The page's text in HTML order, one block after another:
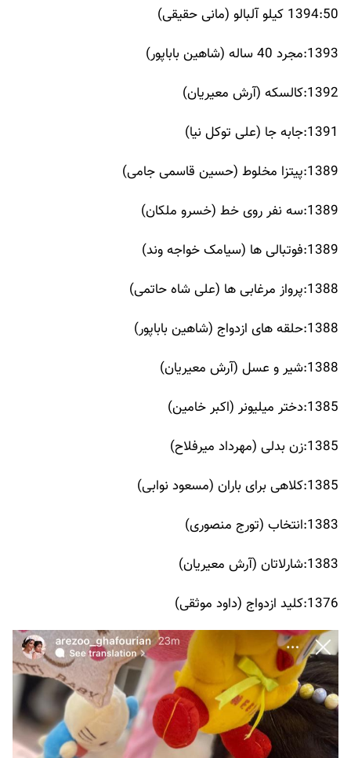
1394:50 کیلو آلبالو (مانی حقیقی)
1393:مجرد 40 ساله (شاهین باباپور)
1392:کالسکه (آرش معیریان)
1391:جابه جا (علی توکل نیا)
1389:پیتزا مخلوط (حسین قاسمی جامی)
1389:سه نفر روی خط (خسرو ملکان)
1389:فوتبالی ها (سیامک خواجه وند)
1388:پرواز مرغابی ها (علی شاه حاتمی)
1388:حلقه های ازدواج (شاهین باباپور)
1388:شیر و عسل (آرش معیریان)
1385:دختر میلیونر (اکبر خامین)
1385:زن بدلی (مهرداد میرفلاح)
1385:کلاهی برای باران (مسعود نوابی)
1383:انتخاب (تورج منصوری)
1383:شارلاتان (آرش معیریان)
1376:کلید ازدواج (داود موثقی)